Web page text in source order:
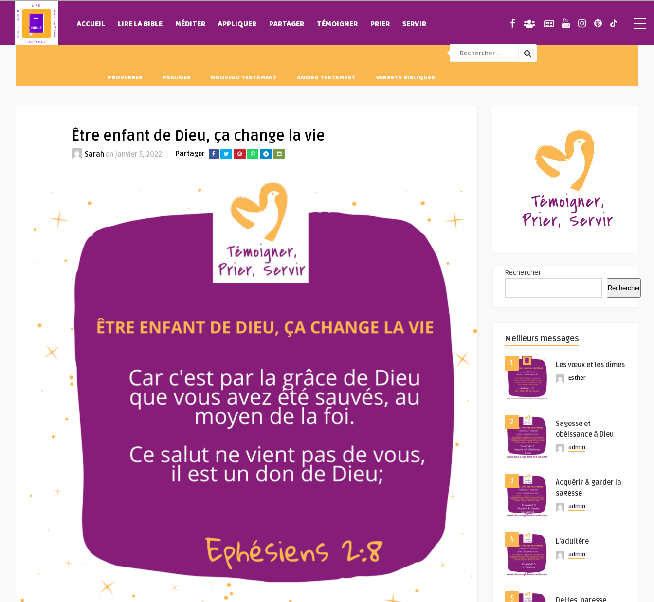
ACCUEIL LIRE LA BIBLE MÉDITER APPLIQUER PARTAGER TÉMOIGNER PRIER SERVIR
PROVERBES PSAUMES NOUVEAU TESTAMENT ANCIEN TESTAMENT VERSETS BIBLIQUES
Être enfant de Dieu, ça change la vie
Sarah on janvier 5, 2022 Partager
Rechercher
Rechercher
Meilleurs messages
1 Les vœux et les dîmes
Esther
2
Sagesse et
obéissance à Dieu
admin
3
Acquérir & garder la
sagesse
admin
4 L’adultère
admin
5
Dettes, paresse,